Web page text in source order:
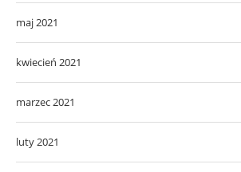
maj 2021
kwiecień 2021
marzec 2021
luty 2021